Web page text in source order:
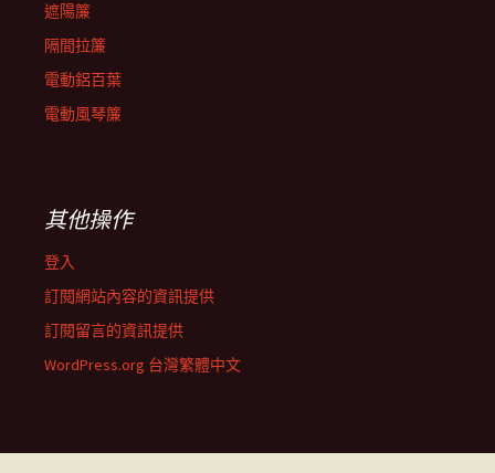
遮陽簾
隔間拉簾
電動鋁百葉
電動風琴簾
其他操作
登入
訂閱網站內容的資訊提供
訂閱留言的資訊提供
WordPress.org 台灣繁體中文